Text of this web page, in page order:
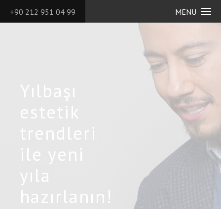
+90 212 951 04 99 MENU
Yılbaşı
estetik
trendleri
ile yeni
yıla
hazırlanın!